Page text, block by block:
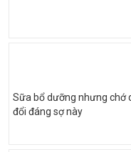
Sữa bổ dưỡng nhưng chớ
đổi đáng sợ này